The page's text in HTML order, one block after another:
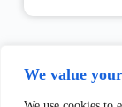
We value